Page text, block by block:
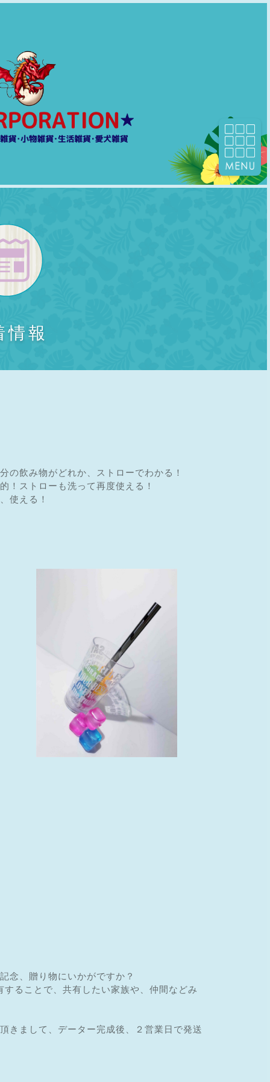
情報
の飲み物がどれか、ストローでわかる！
！ストローも洗って再度使える！
使える！
念、贈り物にいかがですか？
ることで、共有したい家族や、仲間などみ
きまして、データー完成後、２営業日で発送